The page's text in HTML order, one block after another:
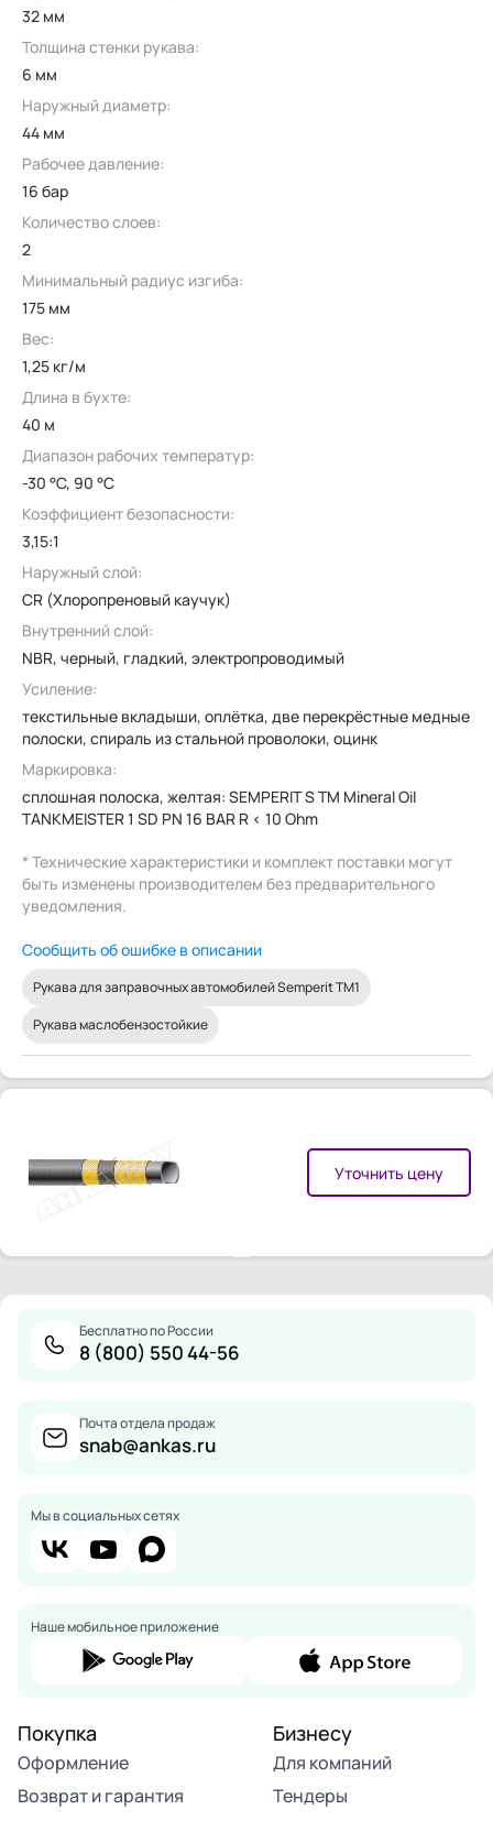
32 мм
Толщина стенки рукава:
6 мм
Наружный диаметр:
44 мм
Рабочее давление:
16 бар
Количество слоев:
2
Минимальный радиус изгиба:
175 мм
Вес:
1,25 кг/м
Длина в бухте:
40 м
Диапазон рабочих температур:
-30 °C, 90 °C
Коэффициент безопасности:
3,15:1
Наружный слой:
CR (Хлоропреновый каучук)
Внутренний слой:
NBR, черный, гладкий, электропроводимый
Усиление:
текстильные вкладыши, оплётка, две перекрёстные медные
полоски, спираль из стальной проволоки, оцинк
Маркировка:
сплошная полоска, желтая: SEMPERIT S TM Mineral Oil
TANKMEISTER 1 SD PN 16 BAR R < 10 Ohm
* Технические характеристики и комплект поставки могут
быть изменены производителем без предварительного
уведомления.
Сообщить об ошибке в описании
Рукава для заправочных автомобилей Semperit TM1
Рукава маслобензостойкие
Уточнить цену
Бесплатно по России
8 (800) 550 44-56
Почта отдела продаж
snab@ankas.ru
Мы в социальных сетях
Наше мобильное приложение
Покупка
Оформление
Возврат и гарантия
Бизнесу
Для компаний
Тендеры